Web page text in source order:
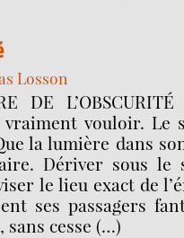
Losson
DE
vouloir. Le
la lumière dans
Dériver sous
le lieu exact de
ses passagers
cesse (…)